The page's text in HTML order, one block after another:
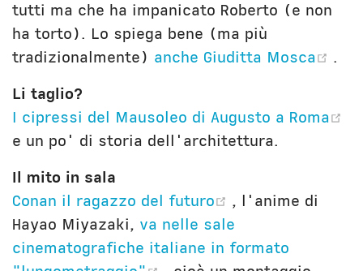
tutti ma che ha impanicato Roberto (e non
ha torto). Lo spiega bene (ma più
tradizionalmente) anche Giuditta Mosca
.
Li taglio?
I cipressi del Mausoleo di Augusto a Roma
e un po' di storia dell'architettura.
Il mito in sala
Conan il ragazzo del futuro
(opens new
, l'anime di
Hayao Miyazaki, va nelle sale
cinematografiche italiane in formato